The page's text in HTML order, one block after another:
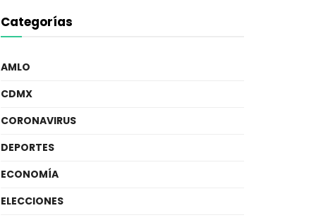
Categorías
AMLO
CDMX
CORONAVIRUS
DEPORTES
ECONOMÍA
ELECCIONES